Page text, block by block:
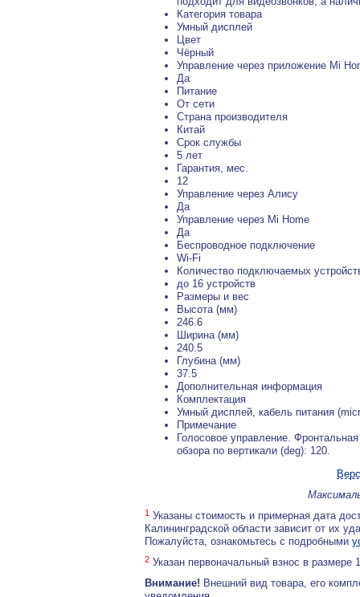
Категория товара
Умный дисплей
Цвет
Чёрный
Управление через приложение Mi
Да
Питание
От сети
Страна производителя
Китай
Срок службы
5 лет
Гарантия, мес.
12
Управление через Алису
Да
Управление через Mi Home
Да
Беспроводное подключение
Wi-Fi
Количество подключаемых
до 16 устройств
Размеры и вес
Высота (мм)
246.6
Ширина (мм)
240.5
Глубина (мм)
37.5
Дополнительная информация
Комплектация
Умный дисплей, кабель питания
Примечание
Голосовое управление.
обзора по вертикали (deg): 120.
1 Указаны стоимость и примерная дата
Калининградской области зависит от их
Пожалуйста, ознакомьтесь с подробными
2 Указан первоначальный взнос в
Внимание! Внешний вид товара, его